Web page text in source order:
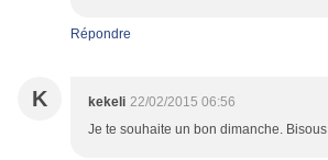
Répondre
K kekeli 22/02/2015 06:56
Je te souhaite un bon dimanche. Bisous